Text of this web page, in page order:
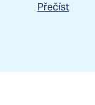
Přečíst